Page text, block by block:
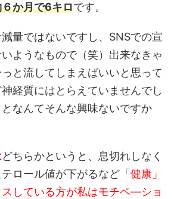
か月で6キロです。
量ではないですし、SNSでの宣
ようなもので（笑）出来なきゃ
と流してしまえばいいと思って
経質にはとらえていませんでし
なんてそんな興味ないですか
どちらかというと、息切れしなく
ロール値が下がるなど「 健康」
している方が私はモチベ―ショ